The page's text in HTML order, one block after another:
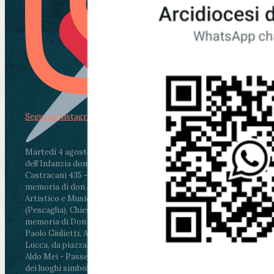
Martedì 4 agosto2026
ore 11:30 - Lucca, Scuola
dell’Infanzia don Aldo Mei - Viale Castruccio
Castracani 435 - Inaugurazione murales in
memoria di don Aldo Mei curato dal Liceo
Artistico e Musicale “Passaglia”
ore 18 - Fiano
(Pescaglia), Chiesa parrocchiale - Messa in
memoria di Don Aldo Mei celebrata da mons.
Paolo Giulietti, Arcivescovo di Lucca
ore 20.30 -
Lucca, da piazza San Michele al Cippo di don
Aldo Mei - Passeggiata della Memoria in alcuni
dei luoghi simbolo della città. Ritrovo alle ore
Segui su Instagram